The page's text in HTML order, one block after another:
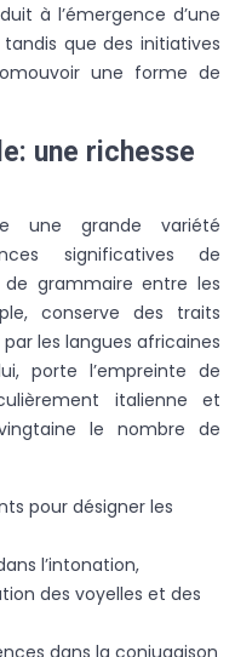
à l’émergence d’une
que des initiatives
une forme de
une richesse
une grande variété
significatives de
grammaire entre les
conserve des traits
les langues africaines
porte l’empreinte de
italienne et
le nombre de
pour désigner les
l’intonation,
des voyelles et des
dans la conjugaison